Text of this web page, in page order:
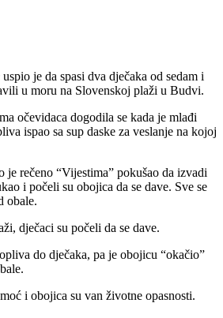
uspio je da spasi dva dječaka od sedam i
u moru na Slovenskoj plaži u Budvi.
očevidaca dogodila se kada je mlađi
ispao sa sup daske za veslanje na kojoj
je rečeno “Vijestima” pokušao da izvadi
i počeli su obojica da se dave. Sve se
obale.
dječaci su počeli da se dave.
do dječaka, pa je obojicu “okačio”
i obojica su van životne opasnosti.